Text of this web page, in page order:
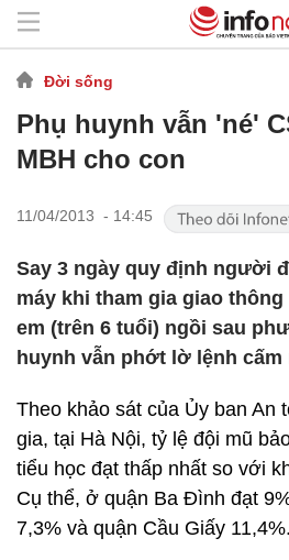
Đời sống
Phụ huynh vẫn 'né'
MBH cho con
11/04/2013 - 14:45
Say 3 ngày quy định người
máy khi tham gia giao
em (trên 6 tuổi) ngồi sau
huynh vẫn phớt lờ lệnh cấm
Theo khảo sát của Ủy ban An
gia, tại Hà Nội, tỷ lệ đội mũ
tiểu học đạt thấp nhất so với
Cụ thể, ở quận Ba Đình đạt
7,3% và quận Cầu Giấy 11,4%.